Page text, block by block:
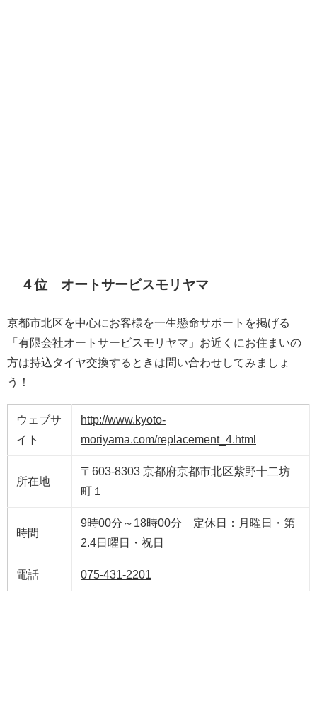
４位 オートサービスモリヤマ
京都市北区を中心にお客様を一生懸命サポートを掲げる
「有限会社オートサービスモリヤマ」お近くにお住まいの
方は持込タイヤ交換するときは問い合わせしてみましょ
う！
ウェブサ
イト
http://www.kyoto-
moriyama.com/replacement_4.html
所在地
〒603-8303 京都府京都市北区紫野十二坊
町１
時間
9時00分～18時00分 定休日：月曜日・第
2.4日曜日・祝日
電話 075-431-2201